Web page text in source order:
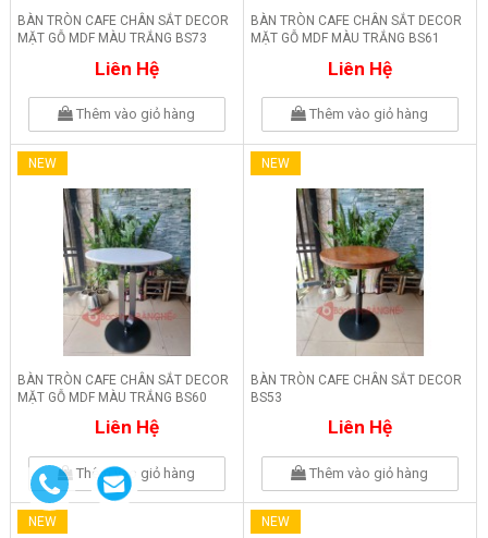
BÀN TRÒN CAFE CHÂN SẮT DECOR
MẶT GỖ MDF MÀU TRẮNG BS73
Liên Hệ
Thêm vào giỏ hàng
BÀN TRÒN CAFE CHÂN SẮT DECOR
MẶT GỖ MDF MÀU TRẮNG BS61
Liên Hệ
Thêm vào giỏ hàng
NEW
BÀN TRÒN CAFE CHÂN SẮT DECOR
MẶT GỖ MDF MÀU TRẮNG BS60
Liên Hệ
Thêm vào giỏ hàng
NEW
BÀN TRÒN CAFE CHÂN SẮT DECOR
BS53
Liên Hệ
Thêm vào giỏ hàng
NEW NEW